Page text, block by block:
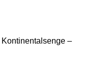
Kontinentalsenge –